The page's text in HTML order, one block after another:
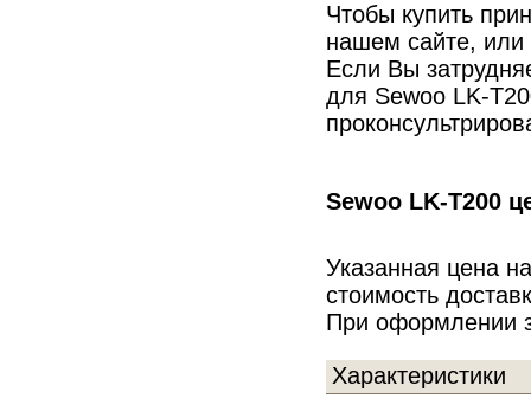
Чтобы купить
нашем сайте,
Если Вы
для Sewoo LK-
Sewoo LK-T200
Указанная цена
стоимость
При оформлении
Характеристики